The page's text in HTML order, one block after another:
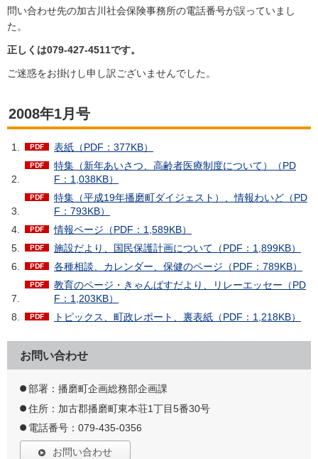
問い合わせ先の加古川社会保険事務所の電話番号が誤っていまし
た。
正しくは079-427-4511です。
ご迷惑をお掛けし申し訳ございませんでした。
2008年1月号
表紙（PDF：377KB）
特集（新年あいさつ、高齢者医療制度について）（PD
F：1,038KB）
特集（平成19年播磨町ダイジェスト）、情報わいど（PD
F：793KB）
情報ページ（PDF：1,589KB）
施設だより、国民保護計画について（PDF：1,899KB）
各種相談、カレンダー、保健のページ（PDF：789KB）
教育のページ・きゃんぱすだより、リレーエッセー（PD
F：1,203KB）
トピックス、町政レポート、裏表紙（PDF：1,218KB）
お問い合わせ
部署：播磨町企画総務部企画課
住所：加古郡播磨町東本荘1丁目5番30号
電話番号：079-435-0356
お問い合わせ